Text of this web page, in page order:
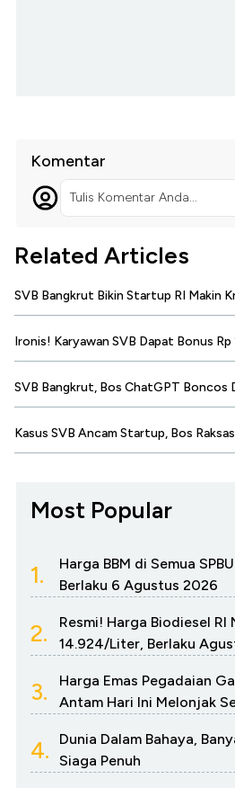
Komentar
Tulis Komentar Anda...
Related Articles
SVB Bangkrut Bikin Startup RI Makin
Ironis! Karyawan SVB Dapat Bonus Rp
SVB Bangkrut, Bos ChatGPT Boncos
Kasus SVB Ancam Startup, Bos
Most Popular
1.
Harga BBM di Semua
Berlaku 6 Agustus 2026
2.
Resmi! Harga Biodiesel RI
14.924/Liter, Berlaku
3.
Harga Emas Pegadaian
Antam Hari Ini Melonjak
4.
Dunia Dalam Bahaya,
Siaga Penuh